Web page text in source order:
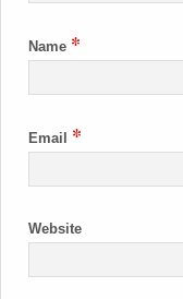
Name *
Email *
Website